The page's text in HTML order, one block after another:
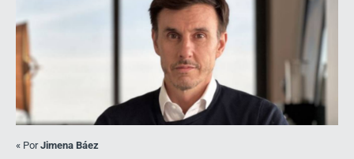
« PorJimena Báez